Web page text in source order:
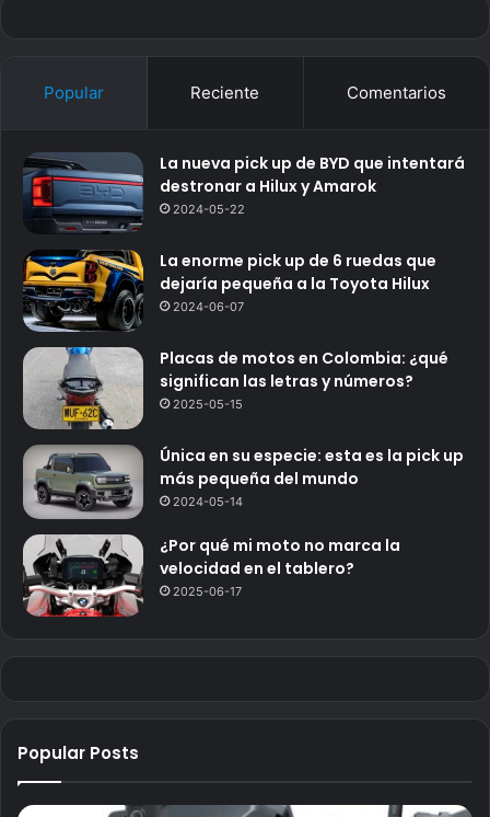
Popular Reciente Comentarios
La nueva pick up de BYD que intentará
destronar a Hilux y Amarok
2024-05-22
La enorme pick up de 6 ruedas que
dejaría pequeña a la Toyota Hilux
2024-06-07
Placas de motos en Colombia: ¿qué
significan las letras y números?
2025-05-15
Única en su especie: esta es la pick up
más pequeña del mundo
2024-05-14
¿Por qué mi moto no marca la
velocidad en el tablero?
2025-06-17
Popular Posts